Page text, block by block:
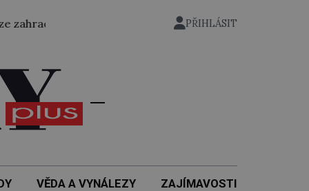
nuselského pivovaru a stal se tak prvním českým
PŘIHLÁSIT
VĚDA A VYNÁLEZY ZAJÍMAVOSTI